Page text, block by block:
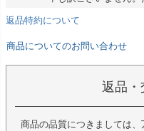
返品特約について
商品についてのお問い合わせ
返品・
商品の品質につきましては